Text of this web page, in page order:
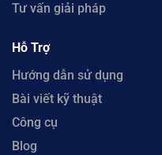
Tư vấn giải pháp
Hỗ Trợ
Hướng dẫn sử dụng
Bài viết kỹ thuật
Công cụ
Blog